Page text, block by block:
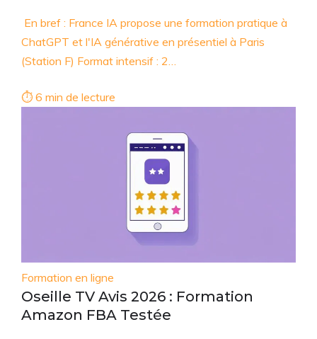
En bref : France IA propose une formation pratique à
ChatGPT et l'IA générative en présentiel à Paris
(Station F) Format intensif : 2…
⏱ 6 min de lecture
Formation en ligne
Oseille TV Avis 2026 : Formation
Amazon FBA Testée